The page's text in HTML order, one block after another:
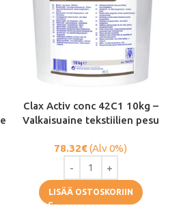
Clax Activ conc 42C1 10kg –
Valkaisuaine tekstiilien pesu
78.32€(Alv 0%)
LISÄÄ OSTOSKORIIN